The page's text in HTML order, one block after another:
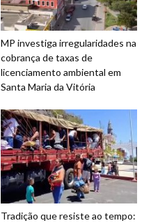
MP investiga irregularidades na
cobrança de taxas de
licenciamento ambiental em
Santa Maria da Vitória
Tradição que resiste ao tempo: